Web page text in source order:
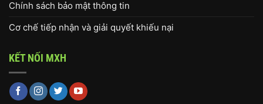
Chính sách bảo mật thông tin
Cơ chế tiếp nhận và giải quyết khiếu nại
KẾT NỐI MXH